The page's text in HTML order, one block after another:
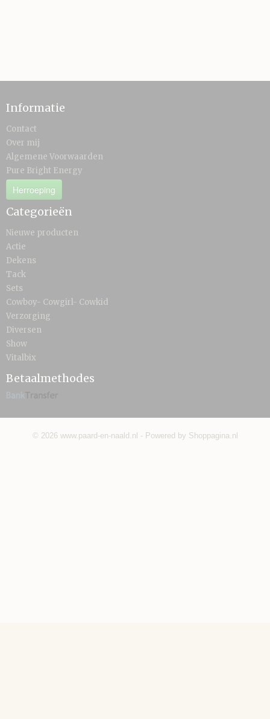
Informatie
Contact
Over mij
Algemene Voorwaarden
Pure Bright Energy
Herroeping
Categorieën
Nieuwe producten
Actie
Dekens
Tack
Sets
Cowboy- Cowgirl- Cowkid
Verzorging
Diversen
Show
Vitalbix
Betaalmethodes
© 2026 www.paard-en-naald.nl - Powered by Shoppagina.nl